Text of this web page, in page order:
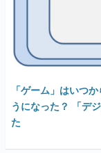
「ゲーム」はいつ
うになった？ 「デ
た